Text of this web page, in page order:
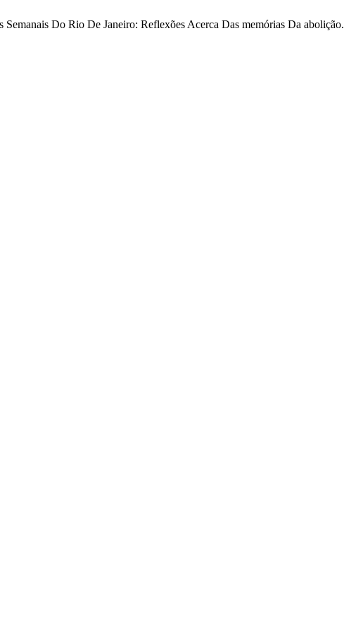
Do Rio De Janeiro: Reflexões Acerca Das memórias Da abolição.